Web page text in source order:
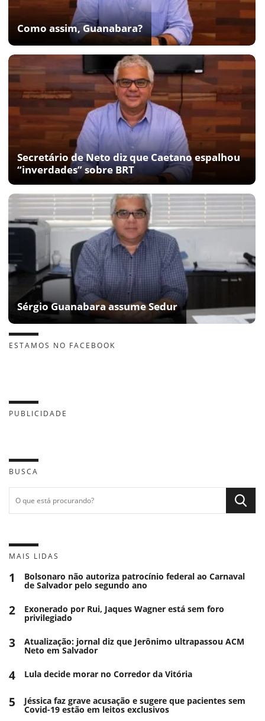
Como assim, Guanabara?
Secretário de Neto diz que Caetano espalhou
“inverdades” sobre BRT
Sérgio Guanabara assume Sedur
ESTAMOS NO FACEBOOK
PUBLICIDADE
BUSCA
MAIS LIDAS
1 Bolsonaro não autoriza patrocínio federal ao Carnaval
de Salvador pelo segundo ano
2 Exonerado por Rui, Jaques Wagner está sem foro
privilegiado
3 Atualização: jornal diz que Jerônimo ultrapassou ACM
Neto em Salvador
4 Lula decide morar no Corredor da Vitória
5 Jéssica faz grave acusação e sugere que pacientes sem
Covid-19 estão em leitos exclusivos